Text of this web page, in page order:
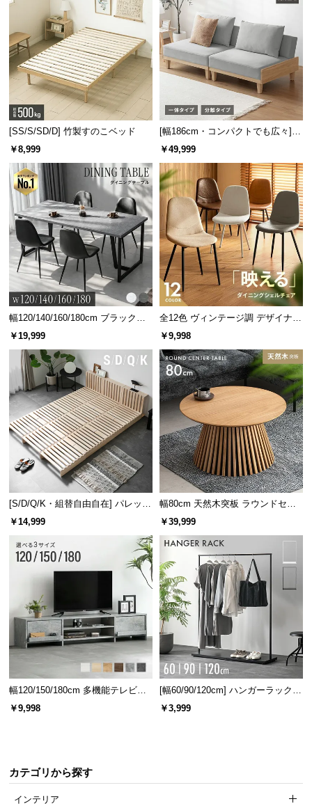
[SS/S/SD/D] 竹製すのこベッド
￥8,999
[幅186cm・コンパクトでも広々] 3
人掛けソファベッド リクライニン
￥49,999
幅120/140/160/180cm ブラックフ
レーム ダイニング 大理石調 4人掛
￥19,999
全12色 ヴィンテージ調 デザイナー
ズシェルチェア
￥9,998
[S/D/Q/K・組替自由自在] パレット
ベッド 8/12/16枚セット
￥14,999
幅80cm 天然木突板 ラウンドセン
ターテーブル 美しい格子デザイン
￥39,999
幅120/150/180cm 多機能テレビボ
ード 木目/石目調 オープン収納・
引き出し収納付き
￥9,998
[幅60/90/120cm] ハンガーラック
スチール 4段階高さ調節 サイドフ
ック オープンラック シンプル
￥3,999
カテゴリから探す
インテリア